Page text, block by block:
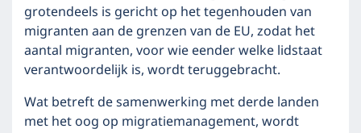
grotendeels is gericht op het tegenhouden van
migranten aan de grenzen van de EU, zodat het
aantal migranten, voor wie eender welke lidstaat
verantwoordelijk is, wordt teruggebracht.
Wat betreft de samenwerking met derde landen
met het oog op migratiemanagement, wordt